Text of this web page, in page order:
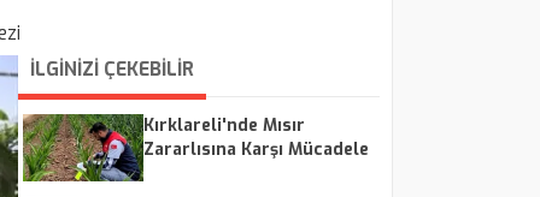
İLGİNİZİ ÇEKEBİLİR
Kırklareli'nde Mısır
Zararlısına Karşı Mücadele